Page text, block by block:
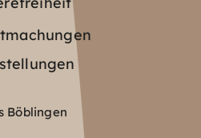
Böblingen